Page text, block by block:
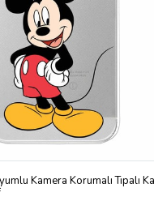
Kamera Korumalı Tıpalı